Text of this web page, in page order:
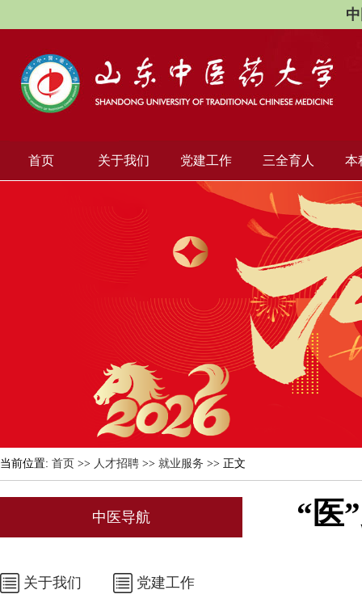
首页 关于我们 党建工作 三全育人 本
当前位置: 首页 >> 人才招聘 >> 就业服务 >> 正文
中医导航
关于我们 党建工作
“医